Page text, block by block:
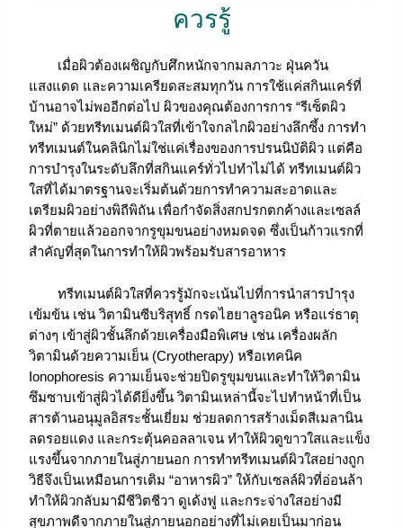
ควรรู้
เมื่อผิวต้องเผชิญกับศึกหนักจากมลภาวะ ฝุ่นควัน
แสงแดด และความเครียดสะสมทุกวัน การใช้แค่สกินแคร์ที่
บ้านอาจไม่พออีกต่อไป ผิวของคุณต้องการการ “รีเซ็ตผิว
ใหม่” ด้วยทรีทเมนต์ผิวใสที่เข้าใจกลไกผิวอย่างลึกซึ้ง การทำ
ทรีทเมนต์ในคลินิกไม่ใช่แค่เรื่องของการปรนนิบัติผิว แต่คือ
การบำรุงในระดับลึกที่สกินแคร์ทั่วไปทำไม่ได้ ทรีทเมนต์ผิว
ใสที่ได้มาตรฐานจะเริ่มต้นด้วยการทำความสะอาดและ
เตรียมผิวอย่างพิถีพิถัน เพื่อกำจัดสิ่งสกปรกตกค้างและเซลล์
ผิวที่ตายแล้วออกจากรูขุมขนอย่างหมดจด ซึ่งเป็นก้าวแรกที่
สำคัญที่สุดในการทำให้ผิวพร้อมรับสารอาหาร
ทรีทเมนต์ผิวใสที่ควรรู้มักจะเน้นไปที่การนำสารบำรุง
เข้มข้น เช่น วิตามินซีบริสุทธิ์ กรดไฮยาลูรอนิค หรือแร่ธาตุ
ต่างๆ เข้าสู่ผิวชั้นลึกด้วยเครื่องมือพิเศษ เช่น เครื่องผลัก
วิตามินด้วยความเย็น (Cryotherapy) หรือเทคนิค
Ionophoresis ความเย็นจะช่วยปิดรูขุมขนและทำให้วิตามิน
ซึมซาบเข้าสู่ผิวได้ดียิ่งขึ้น วิตามินเหล่านี้จะไปทำหน้าที่เป็น
สารต้านอนุมูลอิสระชั้นเยี่ยม ช่วยลดการสร้างเม็ดสีเมลานิน
ลดรอยแดง และกระตุ้นคอลลาเจน ทำให้ผิวดูขาวใสและแข็ง
แรงขึ้นจากภายในสู่ภายนอก การทำทรีทเมนต์ผิวใสอย่างถูก
วิธีจึงเป็นเหมือนการเติม “อาหารผิว” ให้กับเซลล์ผิวที่อ่อนล้า
ทำให้ผิวกลับมามีชีวิตชีวา ดูเด้งฟู และกระจ่างใสอย่างมี
สุขภาพดีจากภายในสู่ภายนอกอย่างที่ไม่เคยเป็นมาก่อน